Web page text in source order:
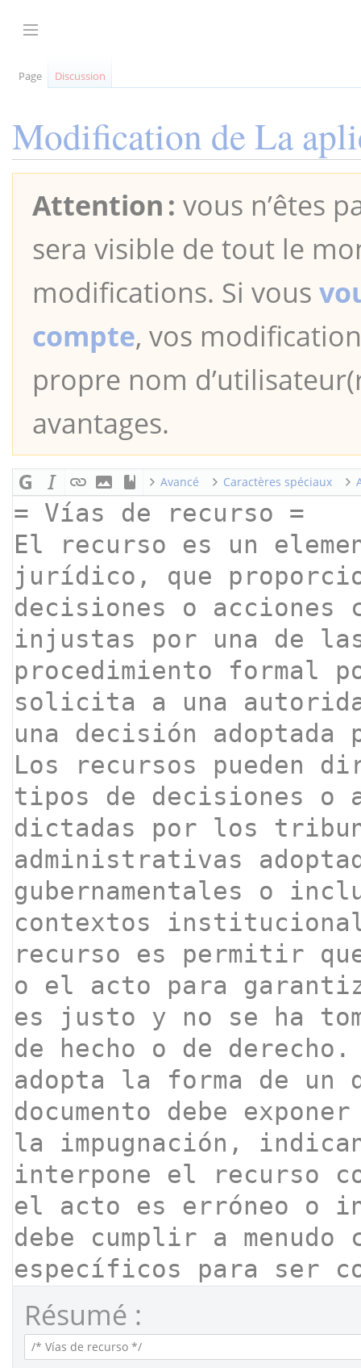
au Afficher / masquer la barre latérale
Page Discussion
Modification deLa
Attention : vous n’êtes
sera visible de tout le
modifications. Si vous
compte, vos
propre nom
avantages.
Avancé Caractères spéciaux
Résumé :